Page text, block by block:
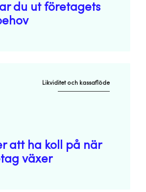
du ut företagets
Likviditet och kassaflöde
att ha koll på när
växer